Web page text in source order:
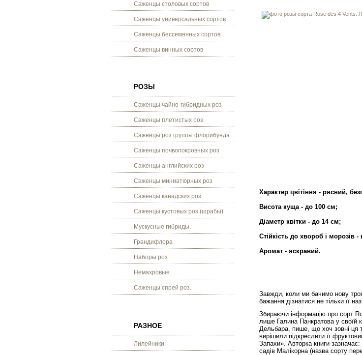
Саженцы столовых сортов
Саженцы универсальных сортов
Саженцы бессемянных сортов
Саженцы винных сортов
РОЗЫ
Саженцы чайно-гибридных роз
Саженцы плетистых роз
Саженцы роз группы флорибунда
Саженцы почвопокровных роз
Саженцы английских роз
Саженцы миниатюрных роз
Саженцы канадских роз
Саженцы кустовых роз (шрабы)
Мускусные гибриды.
Грандифлора
Наборы роз
Немахровые
Саженцы спрей роз.
РАЗНОЕ
Лилейники.
Характер цвітіння - рясний,
Висота куща - до 100 см;
Діаметр квітки - до 14 см;
Стійкість до хвороб і морозів
Аромат - яскравий.
Завжди, коли ми бачимо нову
бажання дізнатися не тільки її
Збираючи інформацію про сорт
лише Галина Панкратова у своїй
Дельбара, пише, що хоч зовні ця
вирішили підкреслити її
Запахи». Авторка книги зазначає:
садів Малікорна (назва сорту